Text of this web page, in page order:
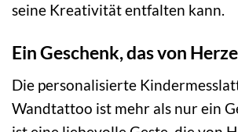
seine Kreativität entfalten kann.
Ein Geschenk, das von
Die personalisierte
Wandtattoo ist mehr als nur ein